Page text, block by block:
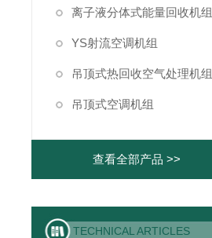
离子液分体式能量回收机组
YS射流空调机组
吊顶式热回收空气处理机组
吊顶式空调机组
查看全部产品 >>
TECHNICAL ARTICLES